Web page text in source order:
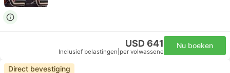
USD 641
Inclusief belastingen per volwassene
Nu boeken
Direct bevestiging